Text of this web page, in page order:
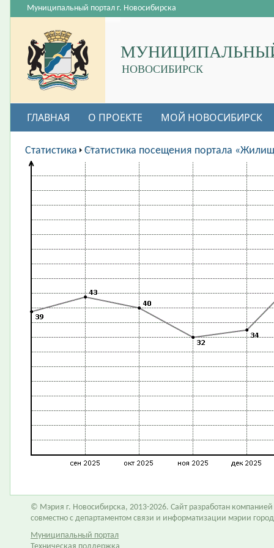
НОВОСИБИРСК
Муниципальный портал г. Новосибирска
ГЛАВНАЯ О ПРОЕКТЕ МОЙ НОВОСИБИРСК
ВАКАНСИИ
Статистика Статистика посещения портала
© Мэрия г. Новосибирска, 2013-2026. Сайт разработан компанией
совместно с департаментом связи и информатизации мэрии
Муниципальный портал